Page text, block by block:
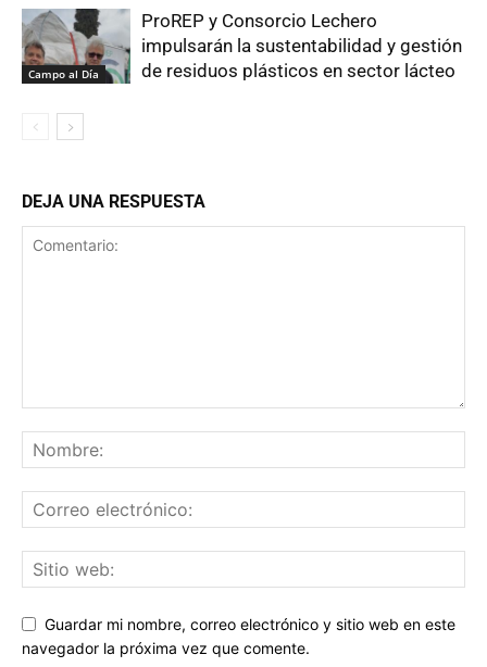
Campo al Día
ProREP y Consorcio Lechero
impulsarán la sustentabilidad y gestión
de residuos plásticos en sector lácteo
DEJA UNA RESPUESTA
Guardar mi nombre, correo electrónico y sitio web en este
navegador la próxima vez que comente.